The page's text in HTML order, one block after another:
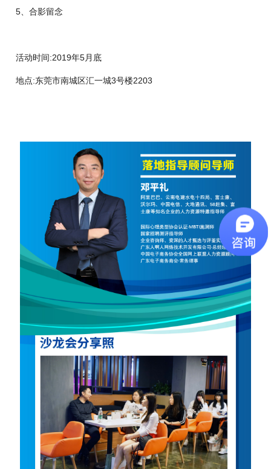
5、合影留念
活动时间:2019年5月底
地点:东莞市南城区汇一城3号楼2203